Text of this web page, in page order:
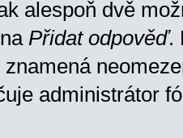
alespoň dvě
Přidat odpověď.
administrátor